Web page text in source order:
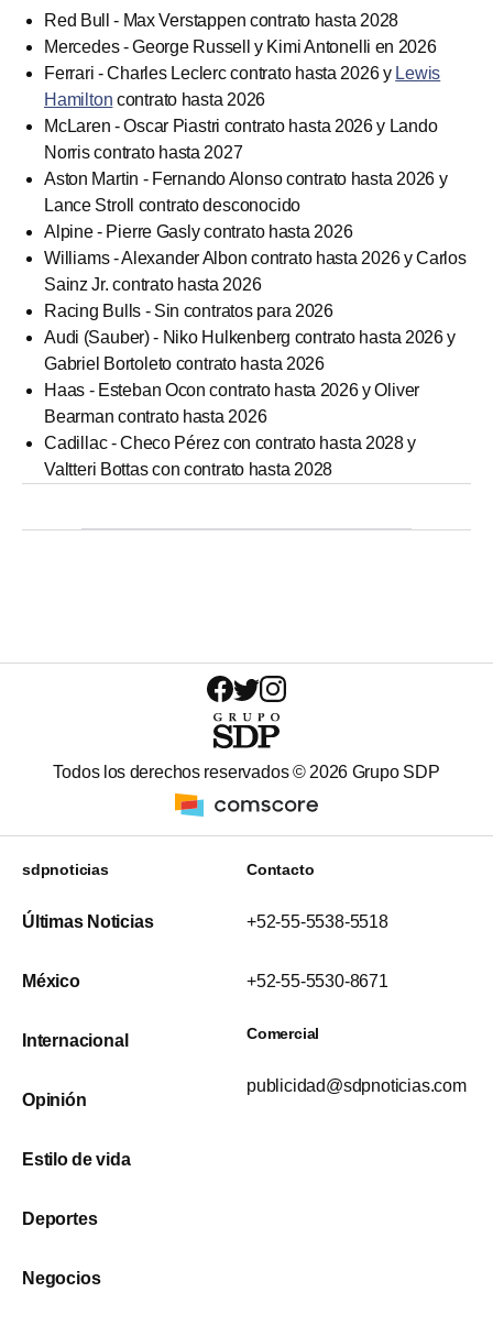
Red Bull - Max Verstappen contrato hasta 2028
Mercedes - George Russell y Kimi Antonelli en 2026
Ferrari - Charles Leclerc contrato hasta 2026 y Lewis
Hamilton contrato hasta 2026
McLaren - Oscar Piastri contrato hasta 2026 y Lando
Norris contrato hasta 2027
Aston Martin - Fernando Alonso contrato hasta 2026 y
Lance Stroll contrato desconocido
Alpine - Pierre Gasly contrato hasta 2026
Williams - Alexander Albon contrato hasta 2026 y Carlos
Sainz Jr. contrato hasta 2026
Racing Bulls - Sin contratos para 2026
Audi (Sauber) - Niko Hulkenberg contrato hasta 2026 y
Gabriel Bortoleto contrato hasta 2026
Haas - Esteban Ocon contrato hasta 2026 y Oliver
Bearman contrato hasta 2026
Cadillac - Checo Pérez con contrato hasta 2028 y
Valtteri Bottas con contrato hasta 2028
Todos los derechos reservados © 2026 Grupo SDP
sdpnoticias
Últimas Noticias
México
Internacional
Opinión
Estilo de vida
Deportes
Negocios
Contacto
+52-55-5538-5518
+52-55-5530-8671
Comercial
publicidad@sdpnoticias.com